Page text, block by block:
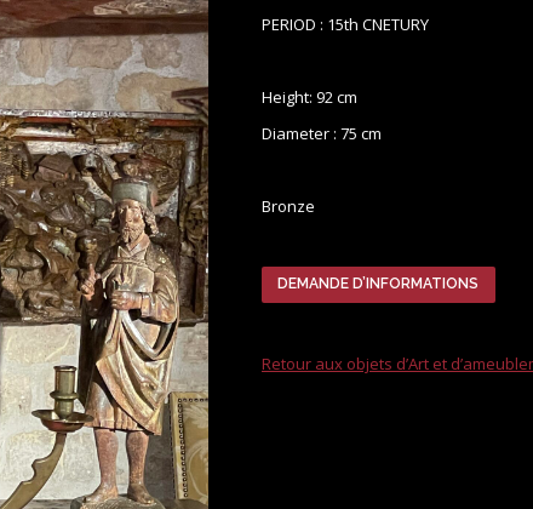
PERIOD : 15th CNETURY
Height: 92 cm
Diameter : 75 cm
Bronze
DEMANDE D’INFORMATIONS
Retour aux objets d’Art et